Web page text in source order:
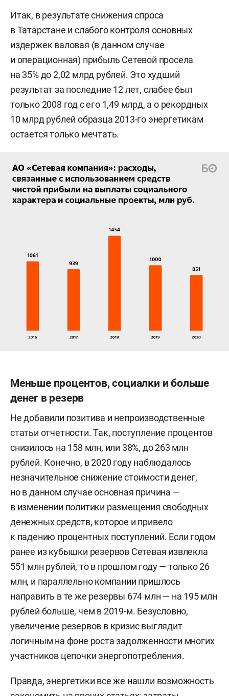
Итак, в результате снижения спроса
в Татарстане и слабого контроля основных
издержек валовая (в данном случае
и операционная) прибыль Сетевой просела
на 35% до 2,02 млрд рублей. Это худший
результат за последние 12 лет, слабее был
только 2008 год с его 1,49 млрд, а о рекордных
10 млрд рублей образца 2013-го энергетикам
остается только мечтать.
Меньше процентов, социалки и больше
денег в резерв
Не добавили позитива и непроизводственные
статьи отчетности. Так, поступление процентов
снизилось на 158 млн, или 38%, до 263 млн
рублей. Конечно, в 2020 году наблюдалось
незначительное снижение стоимости денег,
но в данном случае основная причина —
в изменении политики размещения свободных
денежных средств, которое и привело
к падению процентных поступлений. Если годом
ранее из кубышки резервов Сетевая извлекла
551 млн рублей, то в прошлом году — только 26
млн, и параллельно компании пришлось
направить в те же резервы 674 млн — на 195 млн
рублей больше, чем в 2019-м. Безусловно,
увеличение резервов в кризис выглядит
логичным на фоне роста задолженности многих
участников цепочки энергопотребления.
Правда, энергетики все же нашли возможность